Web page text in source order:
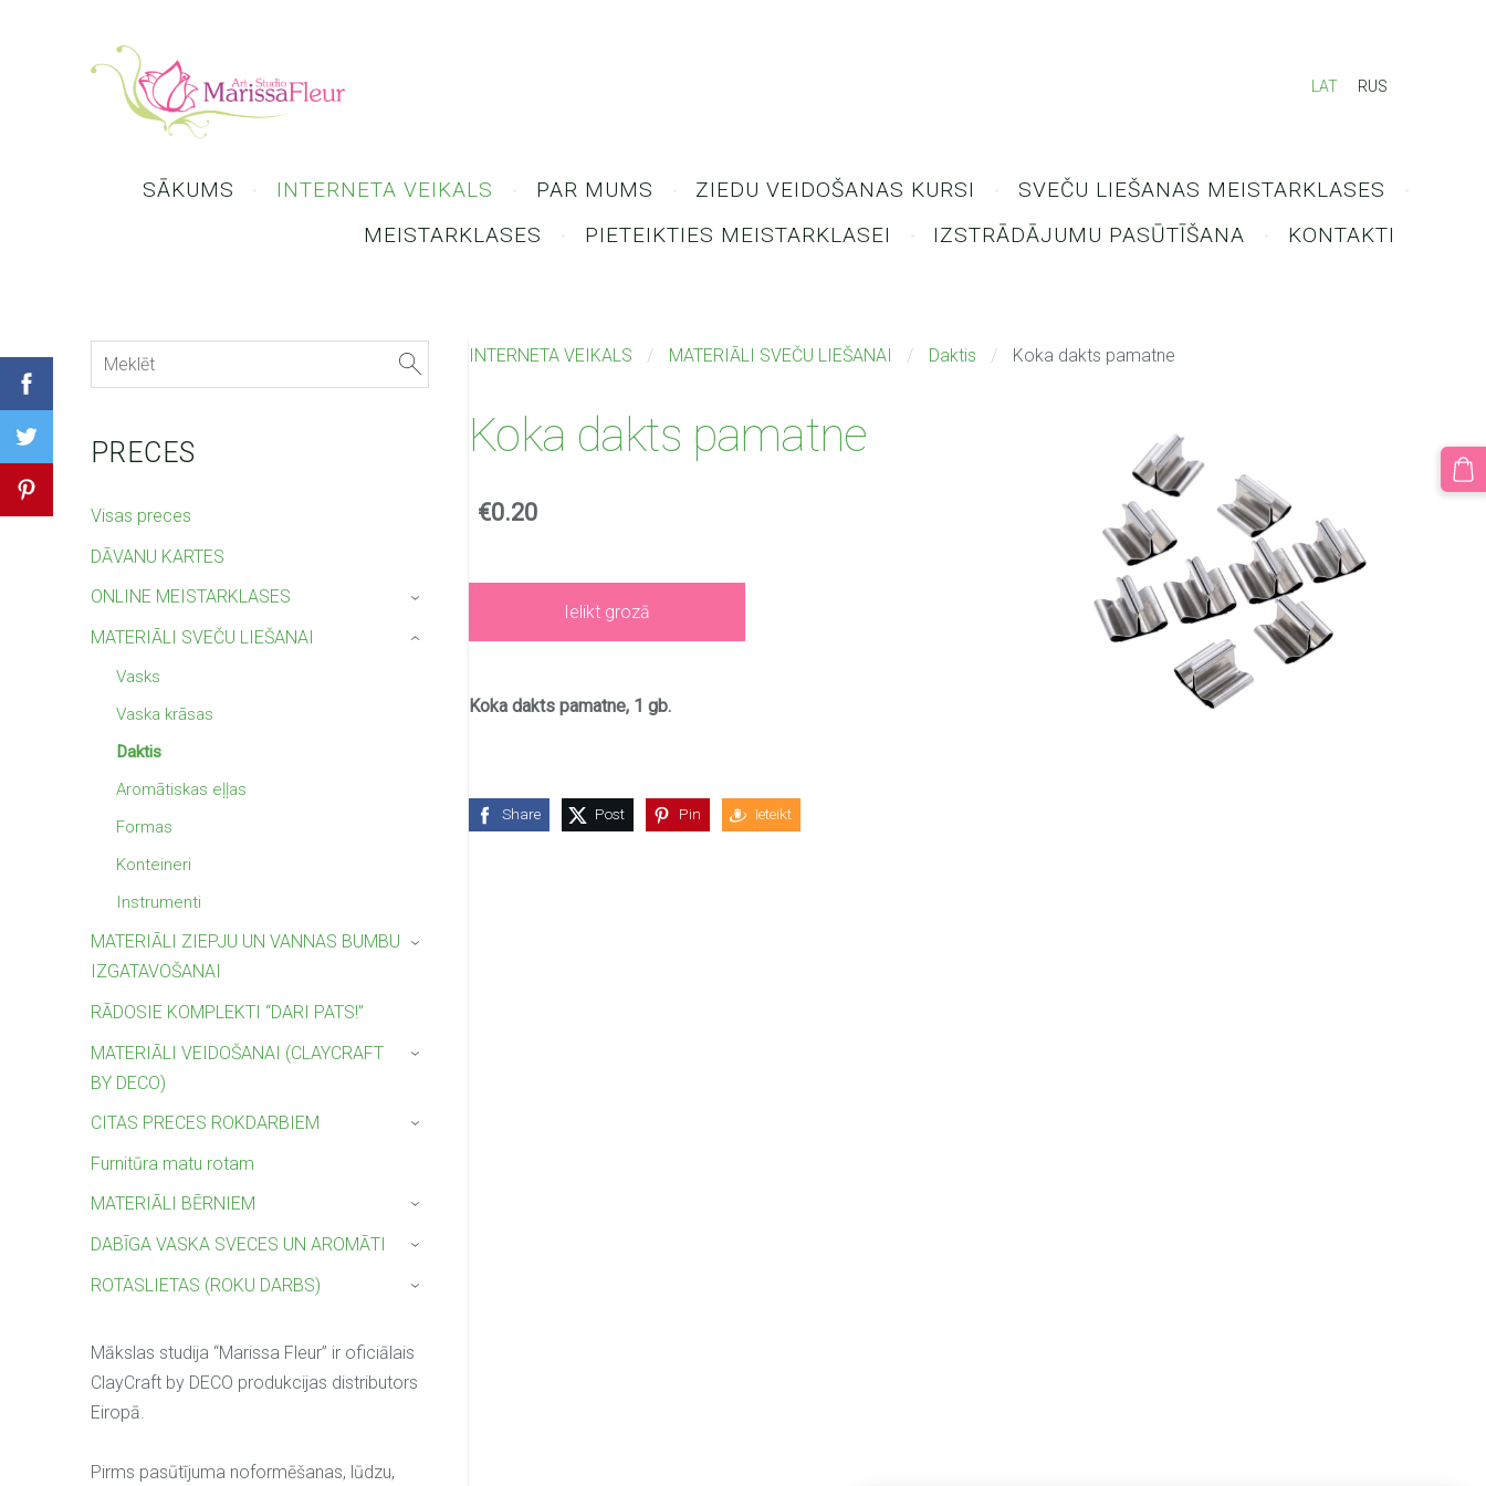
SĀKUMS INTERNETA VEIKALS PAR MUMS ZIEDU VEIDOŠANAS KURSI
SVEČU LIEŠANAS MEISTARKLASES
MEISTARKLASES
PIETEIKTIES MEISTARKLASEI IZSTRĀDĀJUMU PASŪTĪŠANA KONTAKTI
LAT RUS
PRECES
Visas preces
DĀVANU KARTES
ONLINE MEISTARKLASES
›
MATERIĀLI SVEČU LIEŠANAI
Vasks
Vaska krāsas
Daktis
Aromātiskas eļļas
Formas
Konteineri
Instrumenti
›
MATERIĀLI ZIEPJU UN VANNAS BUMBU
IZGATAVOŠANAI
›
RĀDOSIE KOMPLEKTI “DARI PATS!”
MATERIĀLI VEIDOŠANAI (CLAYCRAFT
BY DECO)
›
CITAS PRECES ROKDARBIEM ›
Furnitūra matu rotam
MATERIĀLI BĒRNIEM
›
DABĪGA VASKA SVECES UN AROMĀTI ›
ROTASLIETAS (ROKU DARBS) ›
Mākslas studija “Marissa Fleur” ir oficiālais
ClayCraft by DECO produkcijas distributors
Eiropā.
Pirms pasūtījuma noformēšanas, lūdzu,
INTERNETA VEIKALS MATERIĀLI SVEČU LIEŠANAI Daktis Koka dakts pamatne
Koka dakts pamatne
€0.20
Ielikt grozā
Koka dakts pamatne, 1 gb.
Share Post Pin Ieteikt